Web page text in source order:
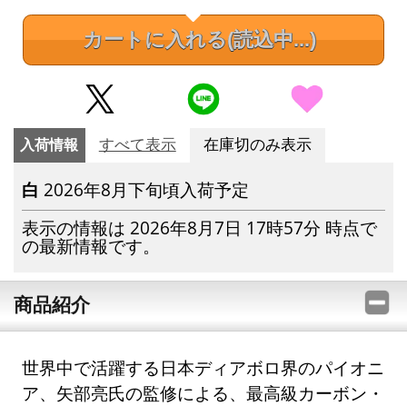
カートに入れる(読込中...)
入荷情報 すべて表示 在庫切のみ表示
白 2026年8月下旬頃入荷予定
表示の情報は 2026年8月7日 17時57分 時点で
の最新情報です。
商品紹介
世界中で活躍する日本ディアボロ界のパイオニ
ア、矢部亮氏の監修による、最高級カーボン・